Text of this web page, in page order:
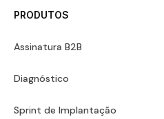
PRODUTOS
Assinatura B2B
Diagnóstico
Sprint de Implantação